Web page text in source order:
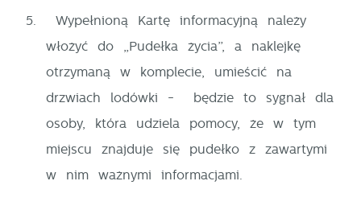
Wypełnioną Kartę informacyjną należy
włożyć do „Pudełka życia”, a naklejkę
otrzymaną w komplecie, umieścić na
drzwiach lodówki - będzie to sygnał dla
osoby, która udziela pomocy, że w tym
miejscu znajduje się pudełko z zawartymi
w nim ważnymi informacjami.